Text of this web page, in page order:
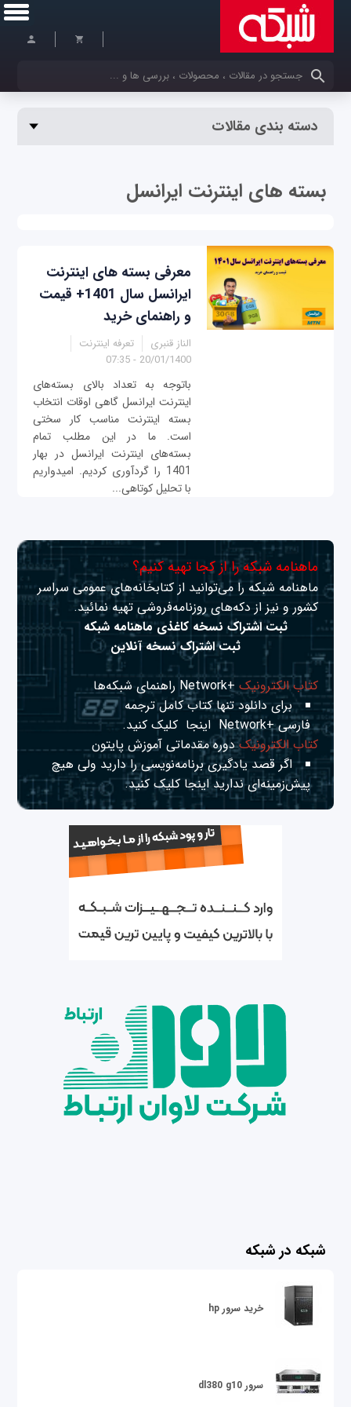
کلمات کلیدی خود را وارد کنید
دسته بندی مقالات
بسته‌ های اینترنت ایرانسل
معرفی بسته‌ های اینترنت
ایرانسل سال 1401+ قیمت
و راهنمای خرید
الناز قنبری
تعرفه اینترنت
20/01/1400 - 07:35
باتوجه به تعداد بالای بسته‌های
اینترنت ایرانسل گاهی اوقات انتخاب
بسته اینترنت مناسب کار سختی
است. ما در این مطلب تمام
بسته‌های اینترنت ایرانسل در بهار
1401 را گردآوری کردیم. امیدواریم
با تحلیل کوتاهی...
ماهنامه شبکه را از کجا تهیه کنیم؟
ماهنامه شبکه را می‌توانید از کتابخانه‌های عمومی سراسر
کشور و نیز از دکه‌های روزنامه‌فروشی تهیه نمائید.
ثبت اشتراک نسخه کاغذی ماهنامه شبکه
ثبت اشتراک نسخه آنلاین
کتاب الکترونیک+Network راهنمای شبکه‌ها
برای دانلود تنها کتاب کامل ترجمه
فارسی +Network
اینجا کلیک کنید.
کتاب الکترونیکدوره مقدماتی آموزش پایتون
اگر قصد یادگیری برنامه‌نویسی را دارید ولی هیچ
پیش‌زمینه‌ای نداریداینجا کلیک کنید.
شبکه در شبکه
خرید سرور hp
سرور dl380 g10